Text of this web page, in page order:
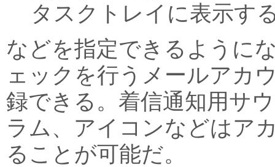
タスクトレイに表示す
などを指定できるように
ェックを行うメールアカ
録できる。着信通知用サ
ラム、アイコンなどはア
ることが可能だ。